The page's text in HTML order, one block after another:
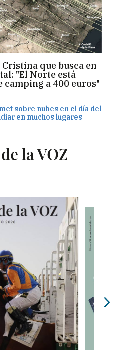
que busca en
"El Norte está
camping a 400 euros"
sobre nubes en el día del
en muchos lugares